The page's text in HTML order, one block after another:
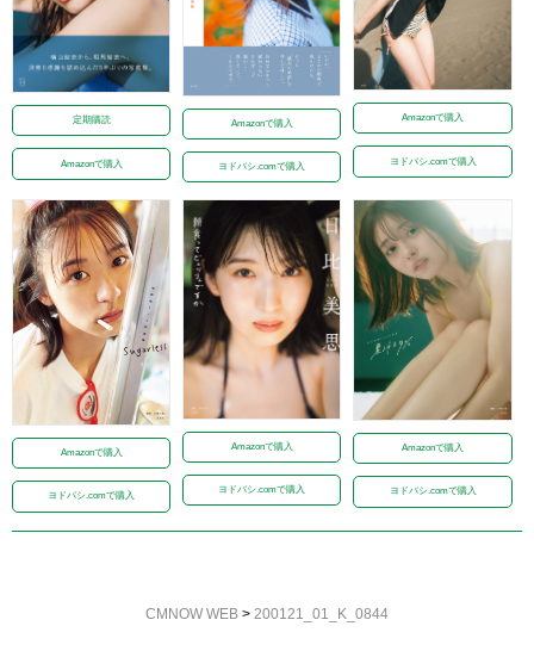
定期購読
Amazonで購入
Amazonで購入
ヨドバシ.comで購入
Amazonで購入
ヨドバシ.comで購入
Amazonで購入
ヨドバシ.comで購入
Amazonで購入
ヨドバシ.comで購入
Amazonで購入
ヨドバシ.comで購入
CMNOW WEB > 200121_01_K_0844